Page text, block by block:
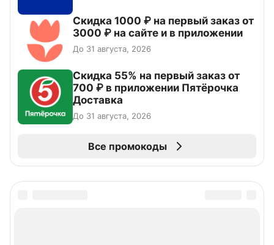
Скидка 1000 ₽ на первый заказ от
3000 ₽ на сайте и в приложении
До 31 августа, 2026
Скидка 55% на первый заказ от
700 ₽ в приложении Пятёрочка
Доставка
До 31 августа, 2026
Все промокоды